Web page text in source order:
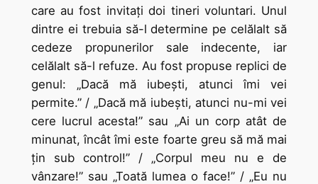
care au fost invitaţi doi tineri voluntari. Unul
dintre ei trebuia să-l determine pe celălalt să
cedeze propunerilor sale indecente, iar
celălalt să-l refuze. Au fost propuse replici de
genul: „Dacă mă iubeşti, atunci îmi vei
permite.” / „Dacă mă iubeşti, atunci nu-mi vei
cere lucrul acesta!” sau „Ai un corp atât de
minunat, încât îmi este foarte greu să mă mai
ţin sub control!” / „Corpul meu nu e de
vânzare!” sau „Toată lumea o face!” / „Eu nu